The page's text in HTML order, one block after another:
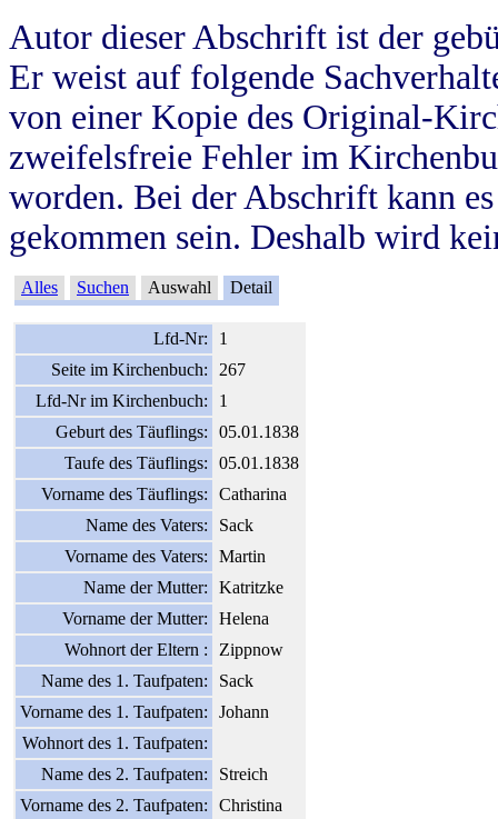
Autor dieser Abschrift ist der
Er weist auf folgende
von einer Kopie des Original-
zweifelsfreie Fehler im
worden. Bei der Abschrift kann
gekommen sein. Deshalb wird
Alles Suchen Auswahl Detail
Lfd-Nr:
1
Seite im Kirchenbuch:
267
Lfd-Nr im Kirchenbuch:
1
Geburt des Täuflings:
05.01.1838
Taufe des Täuflings:
05.01.1838
Vorname des Täuflings:
Catharina
Name des Vaters:
Sack
Vorname des Vaters:
Martin
Name der Mutter:
Katritzke
Vorname der Mutter:
Helena
Wohnort der Eltern :
Zippnow
Name des 1. Taufpaten:
Sack
Vorname des 1. Taufpaten:
Johann
Wohnort des 1. Taufpaten:
Name des 2. Taufpaten:
Streich
Vorname des 2. Taufpaten:
Christina